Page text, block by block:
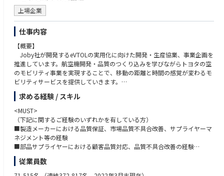
・社内ステークホルダーであるPMや営業、開発といった縦割りの壁を壊
し、フラットな共創型ワンチームで境界線を越えて議論し合う活気ある環
境
・年齢や役職に関係なくプロジェクトメンバーからフラットに議論・相談
を行える活発な組織
・最新トレンドを導入し、連続的な改善と非連続な改革に挑戦できる風
土、実際に自分たちの手足を動かして、スピード感を持って業務にあたっ
ています
・相互理解をベースとした成果にフォーカス、ハイブリッドな働き方や自
律的な働き方を強力に推奨
●キャリアパス
・プロジェクトのリーダーから組織長や総括へのステップアップ
・初期配属の部署の仕事にとどまらず、様々な職務を経験いただいて専門
性の更なる深化や総合的なスキル習得のジョブローテーションとキャリア
パスが可能
・プログラムマネージャーや経営層へのキャリアパスが可能
・海外出向が可能
◆この仕事を通じて得られること
●専門知識
・家電開発等の各種商材・事業で培ったノウハウを持った人材が多数在籍
しています。
・OS、通信、HMI、セキュリティなど幅広い領域の知識獲得が可能です。
・数十名～数百名規模の大規模開発経験が可能です。
●海外交流
・開発推進に際して、北米、中国、欧州など海外メンバと頻繁にやり取り
を実施しています。
・語学だけでなく文化の違いなども学ぶことが可能です。
②顧客SE
◆担当業務と役割
●ソフトウェア開発の顧客SEとして、担当する商品開発プロジェクトにお
ける以下の役割を担当
・顧客要求の窓口（顧客要求を正しく理解する）
・顧客と開発チームの橋渡し（曖昧な要求を整理して要件化し開発メンバ
②顧客SE
※以下を中心に総合的に判断
●テクニカルスキル
・ソフトウェア設計経験（C／C++／C＃／Java等言語経験）
・委託会社など対外調整・折衝の経験（海外拠点、顧客、デバイスベン
ダーとの折衝経験があると尚可）
・ソフトアーキテクチャの設計経験
・全体設計統制経験
・関係法規知識
●マネジメントスキル
・プロジェクト管理全般を理解している
・開発計画・進捗管理が作成できる
・品質指標を使って、品質管理ができる
・リスク管理及び課題管理ができる
上場企業
仕事内容
【概要】
Joby社が開発するeVTOLの実用化に向けた開発・生産協業、事業企画を
推進しています。航空機開発・品質のつくり込みを学びながらトヨタの空
のモビリティ事業を実現することで、移動の距離と時間の感覚が変わるモ
ビリティサービスを提供していきます。
新たに空のモビリティとしてeVTOLという新しい選択肢が加わる未来
は、多くの人たちの生活をさらに豊かにしていくと期待されています。こ
のeVTOL開発には多くの企業が参画していることから、機体開発に加え、
各国の航空当局も航空機や離着陸場、運航に関する認証基準、ルール整備
に本腰を入れています。
今後社会的ニーズが高まる空のモビリティ事業を世界に先駆けて実現す
るために、Joby社との開発・生産協業、事業企画を推進することができる
【詳細】
求める経験 / スキル
<MUST>
（下記に関するご経験のいずれかを有している方）
■製造メーカーにおける品質保証、市場品質不具合改善、サプライヤーマ
ネジメント等の経験
■部品サプライヤーにおける顧客品質対応、品質不具合改善の経験
■製造業におけるQMS構築または管理の経験
【必須要件】
従業員数